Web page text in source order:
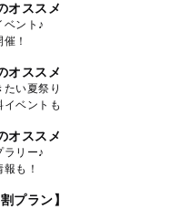
オススメ
ベント♪
！
オススメ
い夏祭り
ベントも
オススメ
ラリー♪
も！
プラン】